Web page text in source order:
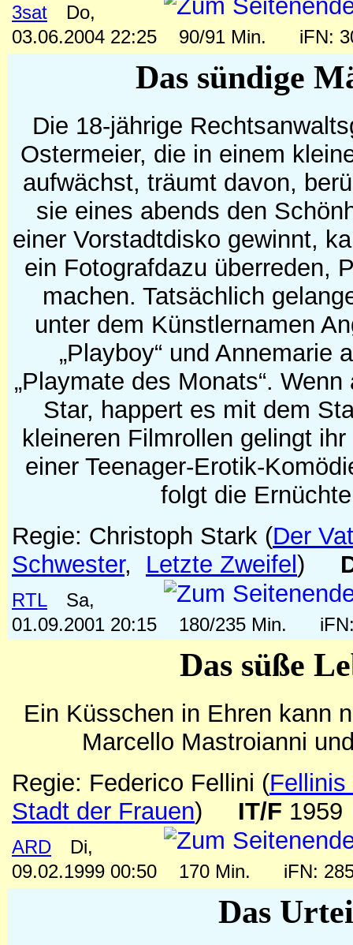
3sat
Do,
03.06.2004 22:25
90/91 Min. iFN:
Das sündige
Die 18-jährige
Ostermeier, die in einem
aufwächst, träumt davon,
sie eines abends den
einer Vorstadtdisko gewinnt,
ein Fotografdazu überreden,
machen. Tatsächlich
unter dem Künstlernamen
„Playboy“ und Annemarie
„Playmate des Monats“.
Star, happert es mit dem
kleineren Filmrollen gelingt
einer Teenager-Erotik-
folgt die
Regie: Christoph Stark (Der
Schwester, Letzte Zweifel )
RTL
Sa,
01.09.2001 20:15
180/235 Min.
Das süße
Ein Küsschen in Ehren kann
Marcello Mastroianni
Regie: Federico Fellini (Fellinis
Stadt der Frauen) IT/F 1959
ARD
Di,
09.02.1999 00:50
170 Min. iFN:
Das